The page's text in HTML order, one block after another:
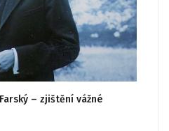
– zjištění vážné